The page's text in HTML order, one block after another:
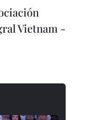
Vietnam -